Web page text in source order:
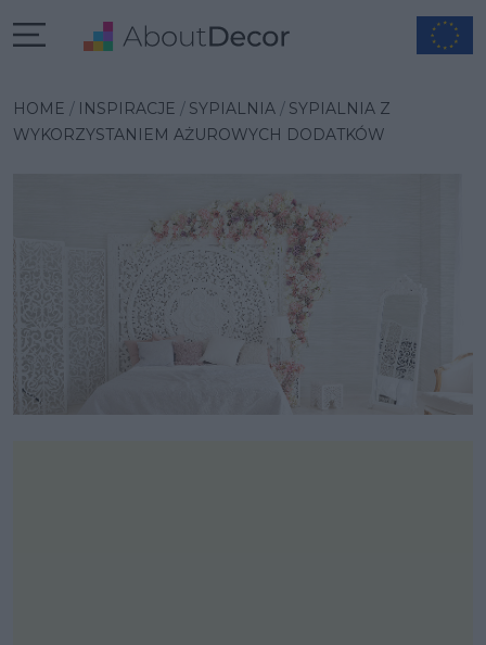
HOME INSPIRACJE SYPIALNIA
SYPIALNIA Z
WYKORZYSTANIEM AŻUROWYCH DODATKÓW